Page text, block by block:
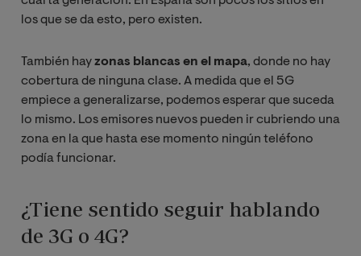
los que se da esto, pero existen.
También hayzonas blancas en el mapa, donde no hay
cobertura de ninguna clase. A medida que el 5G
empiece a generalizarse, podemos esperar que suceda
lo mismo. Los emisores nuevos pueden ir cubriendo una
zona en la que hasta ese momento ningún teléfono
podía funcionar.
¿Tiene sentido seguir hablando
de 3G o 4G?